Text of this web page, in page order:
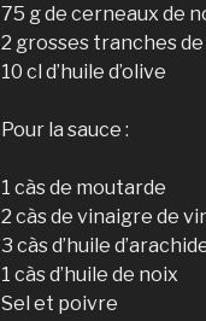
75 g de cerneaux de
2 grosses tranches
10 cl d’huile d’olive
Pour la sauce :
1 càs de moutarde
2 càs de vinaigre de
3 càs d’huile
1 càs d’huile de noix
Sel et poivre